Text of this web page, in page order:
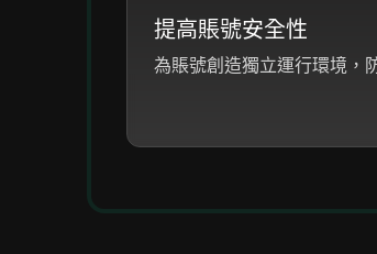
提高賬號安全性
為賬號創造獨立運行環境，